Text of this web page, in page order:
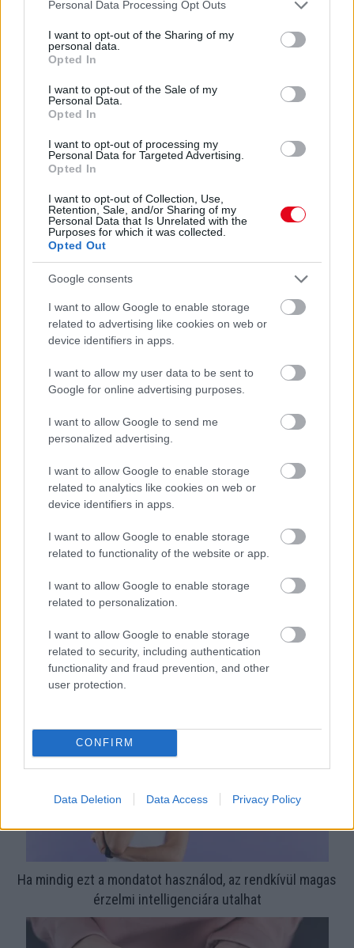
not limited to your visit or usage behaviour. You may click to
grant or deny consent to Google and its third-party tags to
use your data for below specified purposes in below Google
consent section.
Personal Data Processing Opt Outs
I want to opt-out of the Sharing of my
personal data.
Opted In
I want to opt-out of the Sale of my
Personal Data.
Opted In
I want to opt-out of processing my
Personal Data for Targeted Advertising.
Opted In
I want to opt-out of Collection, Use,
Retention, Sale, and/or Sharing of my
Personal Data that Is Unrelated with the
Purposes for which it was collected.
Opted Out
Google consents
I want to allow Google to enable storage
related to advertising like cookies on web or
device identifiers in apps.
I want to allow my user data to be sent to
Google for online advertising purposes.
I want to allow Google to send me
personalized advertising.
I want to allow Google to enable storage
related to analytics like cookies on web or
device identifiers in apps.
I want to allow Google to enable storage
related to functionality of the website or app.
I want to allow Google to enable storage
related to personalization.
I want to allow Google to enable storage
related to security, including authentication
functionality and fraud prevention, and other
user protection.
CONFIRM
Data Deletion Data Access Privacy Policy
Titkos hozzávaló
07. 31.
EZZEL LOCSOLD HETENTE EGYSZER: KÉTSZER
ANNYI VIRÁGOT HOZ MAJD A MUSKÁTLI, HA EZT CSINÁLOD
Ettől lesz a tiéd a leggyönyörűbb muskátli a környéken
24 ÓRA TOVÁBBI HÍREI
24 óra
Ezért párásodik be állandóan az ablak – egyszerűbb a
Nem ecettel és nem szódabikarbónával: ezzel lesz
újra csillogó a vízköves csap
Ha mindig ezt a mondatot használod, az rendkívül magas
érzelmi intelligenciára utalhat